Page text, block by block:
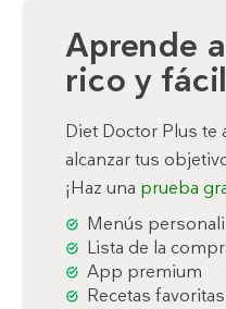
Aprende
rico y fácil
Diet Doctor Plus te
alcanzar tus
¡Haz una prueba
Menús
Lista de la
App premium
Recetas favoritas